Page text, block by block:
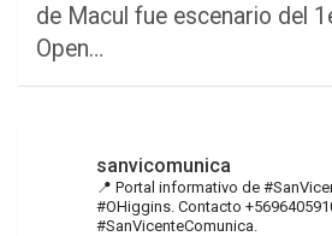
de Macul fue escenario del
Open…
sanvicomunica
📍 Portal informativo de
#OHiggins. Contacto
#SanVicenteComunica.